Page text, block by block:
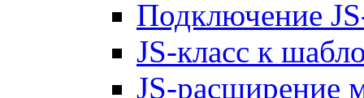
Подключение
JS-класс к
JS-расширение